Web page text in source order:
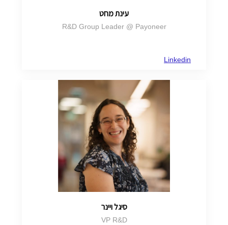
עינת מחט
R&D Group Leader @ Payoneer
Linkedin
סיגל ויינר
VP R&D